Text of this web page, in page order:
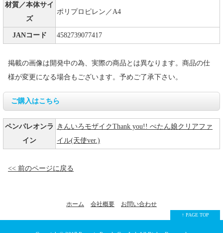
材質／本体サイ
ズ
ポリプロピレン／A4
JANコード 4582739077417
掲載の画像は開発中の為、実際の商品とは異なります。商品の仕
様が変更になる場合もございます。予めご了承下さい。
ご購入はこちら
ペンパレオンラ
イン
きんいろモザイクThank you!! ぺたん娘クリアファ
イル(天使ver.)
<< 前のページに戻る
ホーム 会社概要 お問い合わせ
↑ PAGE TOP